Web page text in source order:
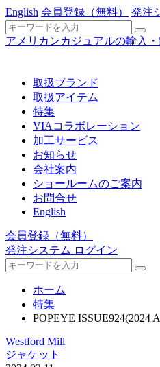
English 会員登録 （無料） 発注
アメリカンカジュアルの輸入
取扱ブランド
取扱アイテム
特集
VIAコラボレーション
加工サービス
お知らせ
会社案内
ショールームのご案内
お問合せ
English
会員登録 （無料）
発注システム ログイン
ホーム
特集
POPEYE ISSUE924(2024
Westford Mill
ジャケット